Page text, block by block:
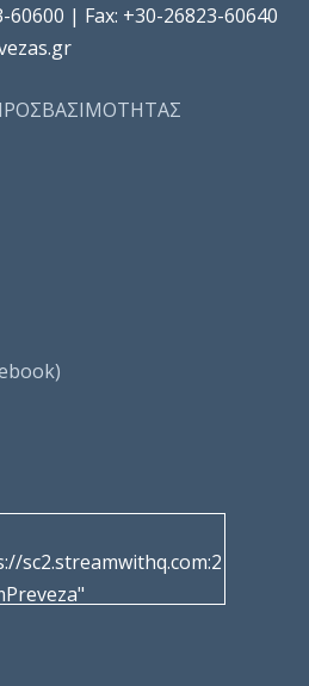
| Fax: +30-26823-60640
sc2.streamwithq.com:2